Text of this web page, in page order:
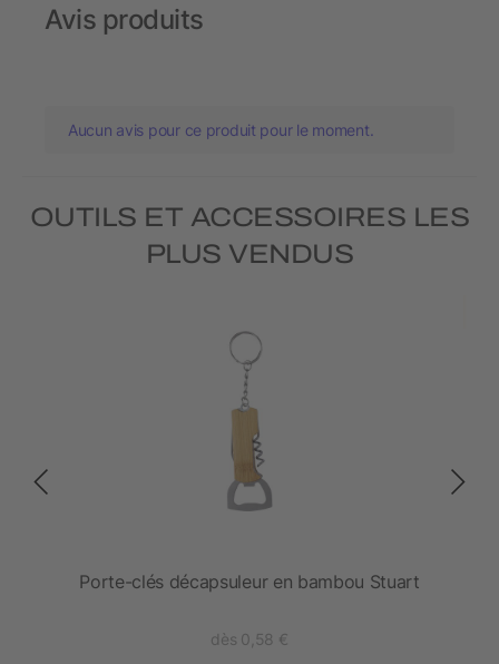
Avis produits
Aucun avis pour ce produit pour le moment.
OUTILS ET ACCESSOIRES LES
PLUS VENDUS
Porte-clés décapsuleur en bambou Stuart
dès 0,58 €